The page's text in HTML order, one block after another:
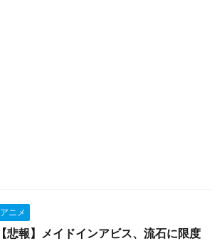
アニメ
【悲報】メイドインアビス、流石に限度